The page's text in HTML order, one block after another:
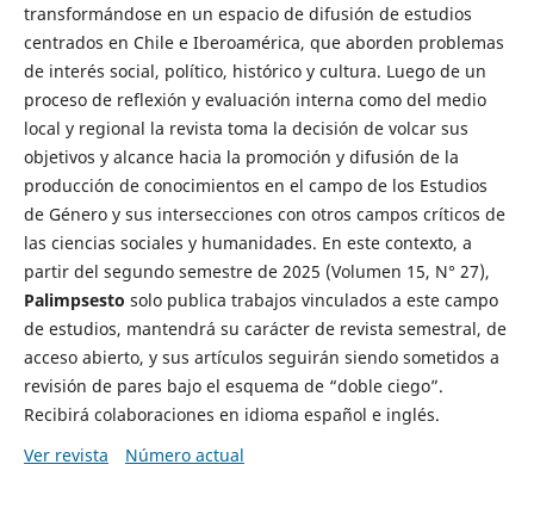
transformándose en un espacio de difusión de estudios
centrados en Chile e Iberoamérica, que aborden problemas
de interés social, político, histórico y cultura. Luego de un
proceso de reflexión y evaluación interna como del medio
local y regional la revista toma la decisión de volcar sus
objetivos y alcance hacia la promoción y difusión de la
producción de conocimientos en el campo de los Estudios
de Género y sus intersecciones con otros campos críticos de
las ciencias sociales y humanidades. En este contexto, a
partir del segundo semestre de 2025 (Volumen 15, N° 27),
Palimpsesto solo publica trabajos vinculados a este campo
de estudios, mantendrá su carácter de revista semestral, de
acceso abierto, y sus artículos seguirán siendo sometidos a
revisión de pares bajo el esquema de “doble ciego”.
Recibirá colaboraciones en idioma español e inglés.
Ver revista
Número actual